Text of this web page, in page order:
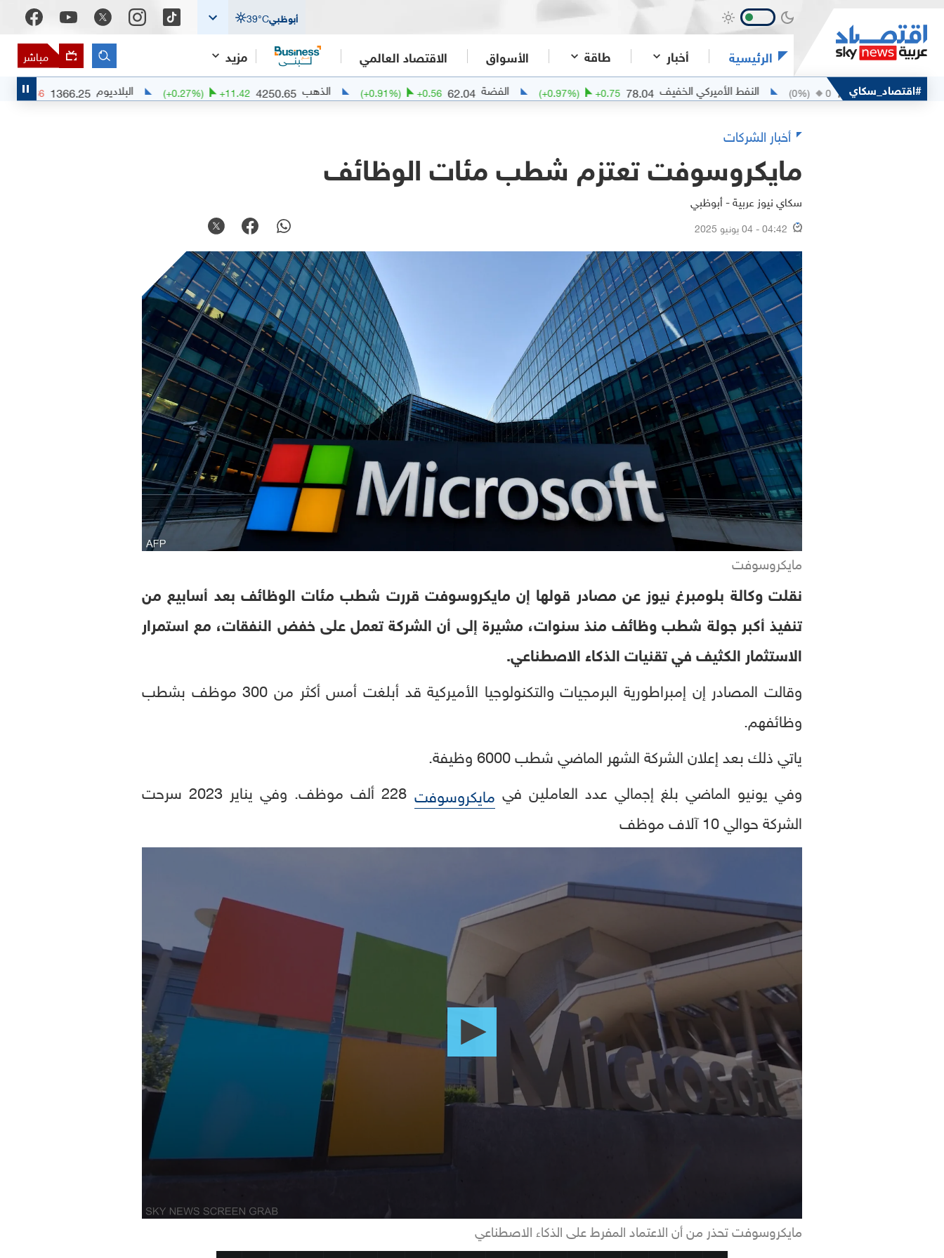
أبوظبي 39°C
الرئيسية أخبار طاقة الأسواق الاقتصاد العالمي مزيد مباشر
#اقتصاد_سكاي
79.53
0
(0 %) النفط الأميركي الخفيف 78.04
+0.75
(+0.97%) الفضة 62.04
+0.56
(+0.91%) الذهب 4250.65
+11.42
(+0.27%) البلاديوم 1366.25
-4.6466
-0.34%)
أخبار الشركات
مايكروسوفت تعتزم شطب مئات الوظائف
سكاي نيوز عربية - أبوظبي
04:42 - 04 يونيو 2025
مايكروسوفت
نقلت وكالة بلومبرغ نيوز عن مصادر قولها إن مايكروسوفت قررت شطب مئات الوظائف بعد أسابيع من
تنفيذ أكبر جولة شطب وظائف منذ سنوات، مشيرة إلى أن الشركة تعمل على خفض النفقات، مع استمرار
الاستثمار الكثيف في تقنيات الذكاء الاصطناعي.
وقالت المصادر إن إمبراطورية البرمجيات والتكنولوجيا الأميركية قد أبلغت أمس أكثر من 300 موظف بشطب
وظائفهم.
ياتي ذلك بعد إعلان الشركة الشهر الماضي شطب 6000 وظيفة.
وفي يونيو الماضي بلغ إجمالي عدد العاملين في مايكروسوفت
228 ألف موظف. وفي يناير 2023 سرحت
الشركة حوالي 10 آلاف موظف
Volume
90%
مايكروسوفت تحذر من أن الاعتماد المفرط على الذكاء الاصطناعي